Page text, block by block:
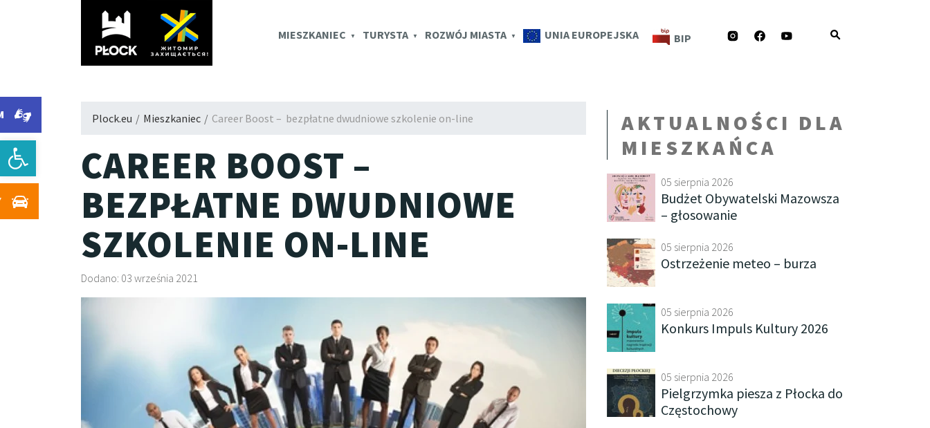
Otwórz pasek narzędzi
PLOCK.EU
MIESZKANIEC TURYSTA ROZWÓJ MIASTA UNIA EUROPEJSKA BIP YOUTUBE
FACEBOOK
INSTAGRAM
Plock.eu / Mieszkaniec / Career Boost – bezpłatne dwudniowe szkolenie on-line
CAREER BOOST –
BEZPŁATNE DWUDNIOWE
SZKOLENIE ON-LINE
Dodano: 03 września 2021
AKTUALNOŚCI DLA
MIESZKAŃCA
05 sierpnia 2026
Budżet Obywatelski Mazowsza
– głosowanie
05 sierpnia 2026
Ostrzeżenie meteo – burza
05 sierpnia 2026
Konkurs Impuls Kultury 2026
05 sierpnia 2026
Pielgrzymka piesza z Płocka do
Częstochowy